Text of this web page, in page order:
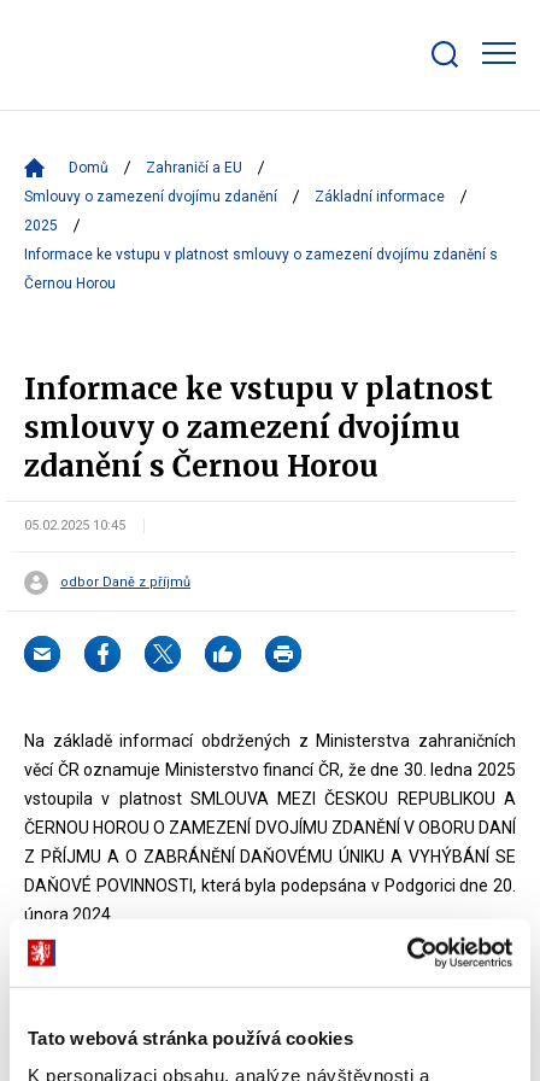
Tato webová stránka používá cookies
K personalizaci obsahu, analýze návštěvnosti a
bar
Domů
Zahraničí a EU
Smlouvy o zamezení dvojímu zdanění
Základní informace
2025
Informace ke vstupu v platnost smlouvy o zamezení dvojímu zdanění s
Černou Horou
Informace ke vstupu v platnost
smlouvy o zamezení dvojímu
zdanění s Černou Horou
05.02.2025 10:45
odbor Daně z příjmů
Na základě informací obdržených z Ministerstva zahraničních
věcí ČR oznamuje Ministerstvo financí ČR, že dne 30. ledna 2025
vstoupila v platnost SMLOUVA MEZI ČESKOU REPUBLIKOU A
ČERNOU HOROU O ZAMEZENÍ DVOJÍMU ZDANĚNÍ V OBORU DANÍ
Z PŘÍJMU A O ZABRÁNĚNÍ DAŇOVÉMU ÚNIKU A VYHÝBÁNÍ SE
DAŇOVÉ POVINNOSTI, která byla podepsána v Podgorici dne 20.
února 2024.
Ustanovení této smlouvy se budou provádět následovně:
(i) pokud jde o daně vybírané srážkou u zdroje, na příjmy